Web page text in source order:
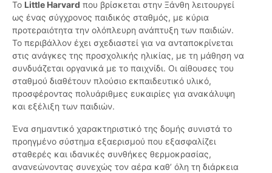
Το Little Harvard που βρίσκεται στην Ξάνθη λειτουργεί
ως ένας σύγχρονος παιδικός σταθμός, με κύρια
προτεραιότητα την ολόπλευρη ανάπτυξη των παιδιών.
Το περιβάλλον έχει σχεδιαστεί για να ανταποκρίνεται
στις ανάγκες της προσχολικής ηλικίας, με τη μάθηση να
συνδυάζεται οργανικά με το παιχνίδι. Οι αίθουσες του
σταθμού διαθέτουν πλούσιο εκπαιδευτικό υλικό,
προσφέροντας πολυάριθμες ευκαιρίες για ανακάλυψη
και εξέλιξη των παιδιών.
Ένα σημαντικό χαρακτηριστικό της δομής συνιστά το
προηγμένο σύστημα εξαερισμού που εξασφαλίζει
σταθερές και ιδανικές συνθήκες θερμοκρασίας,
ανανεώνοντας συνεχώς τον αέρα καθ’ όλη τη διάρκεια